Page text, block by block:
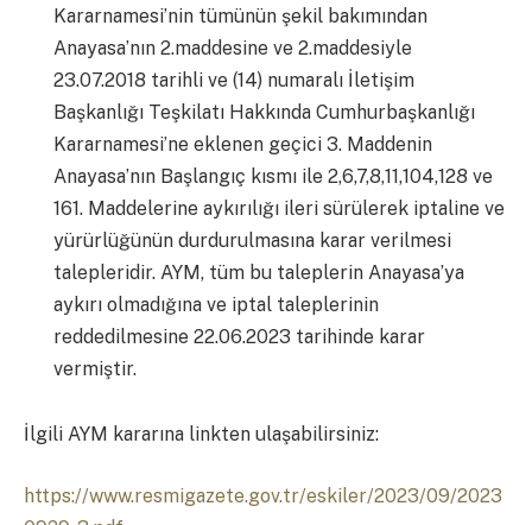
Kararnamesi’nin tümünün şekil bakımından
Anayasa’nın 2.maddesine ve 2.maddesiyle
23.07.2018 tarihli ve (14) numaralı İletişim
Başkanlığı Teşkilatı Hakkında Cumhurbaşkanlığı
Kararnamesi’ne eklenen geçici 3. Maddenin
Anayasa’nın Başlangıç kısmı ile 2,6,7,8,11,104,128 ve
161. Maddelerine aykırılığı ileri sürülerek iptaline ve
yürürlüğünün durdurulmasına karar verilmesi
talepleridir. AYM, tüm bu taleplerin Anayasa’ya
aykırı olmadığına ve iptal taleplerinin
reddedilmesine 22.06.2023 tarihinde karar
vermiştir.
İlgili AYM kararına linkten ulaşabilirsiniz:
https://www.resmigazete.gov.tr/eskiler/2023/09/2023